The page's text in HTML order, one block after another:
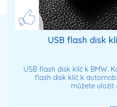
USB flash disk
USB flash disk klíč k BMW.
flash disk klíč k
můžete uložit